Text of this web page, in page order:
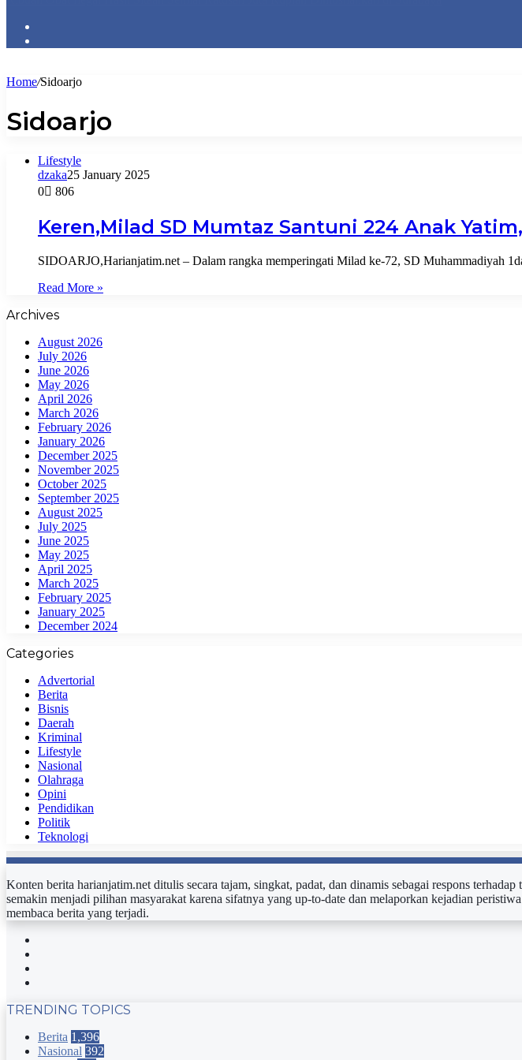
Home/Sidoarjo
Sidoarjo
Lifestyle
dzaka25 January 2025
0
806
Keren,Milad SD Mumtaz Santuni 224 Anak
SIDOARJO,Harianjatim.net – Dalam rangka memperingati Milad ke-72, SD Muhammadiyah
Read More »
Archives
August 2026
July 2026
June 2026
May 2026
April 2026
March 2026
February 2026
January 2026
December 2025
November 2025
October 2025
September 2025
August 2025
July 2025
June 2025
May 2025
April 2025
March 2025
February 2025
January 2025
December 2024
Categories
Advertorial
Berita
Bisnis
Daerah
Kriminal
Lifestyle
Nasional
Olahraga
Opini
Pendidikan
Politik
Teknologi
Konten berita harianjatim.net ditulis secara tajam, singkat, padat, dan dinamis sebagai respons
semakin menjadi pilihan masyarakat karena sifatnya yang up-to-date dan melaporkan kejadian
membaca berita yang terjadi.
TRENDING TOPICS
Berita 1,396
Nasional 392